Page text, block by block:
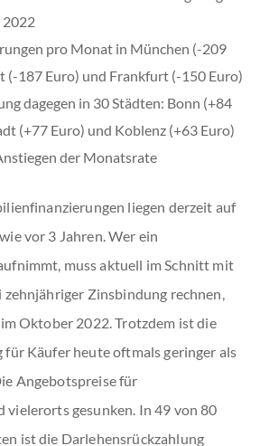
2022
pro Monat in München (-209
(-187 Euro) und Frankfurt (-150 Euro)
dagegen in 30 Städten: Bonn (+84
(+77 Euro) und Koblenz (+63 Euro)
der Monatsrate
liegen derzeit auf
vor 3 Jahren. Wer ein
muss aktuell im Schnitt mit
Zinsbindung rechnen,
Oktober 2022. Trotzdem ist die
für Käufer heute oftmals geringer als
Angebotspreise für
gesunken. In 49 von 80
ist die Darlehensrückzahlung